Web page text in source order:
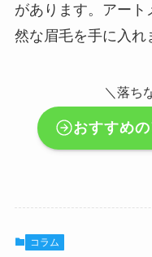
があります。アート
然な眉毛を手に入れ
＼落ち
おすすめ
コラム